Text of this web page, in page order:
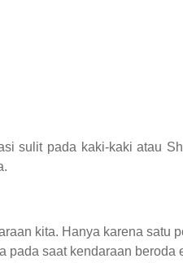
sulit pada kaki-kaki atau
kita. Hanya karena satu
pada saat kendaraan beroda